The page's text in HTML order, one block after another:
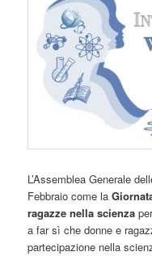
L’Assemblea Generale
Febbraio come la
ragazze nella scienza
a far sì che donne e
partecipazione nella